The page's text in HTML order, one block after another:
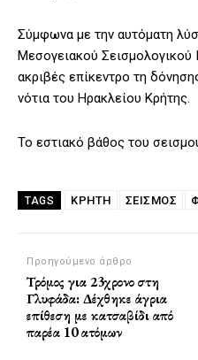
Σύμφωνα με την αυτόματη
Μεσογειακού Σεισμολογικού
ακριβές επίκεντρο τη
νότια του Ηρακλείου Κρήτης.
Το εστιακό βάθος του
TAGS ΚΡΗΤΗ ΣΕΙΣΜΟΣ
Προηγούμενο άρθρο
Τρόμος για 23χρονο στη
Γλυφάδα: Δέχθηκε άγρια
επίθεση με κατσαβίδι από
παρέα 10 ατόμων